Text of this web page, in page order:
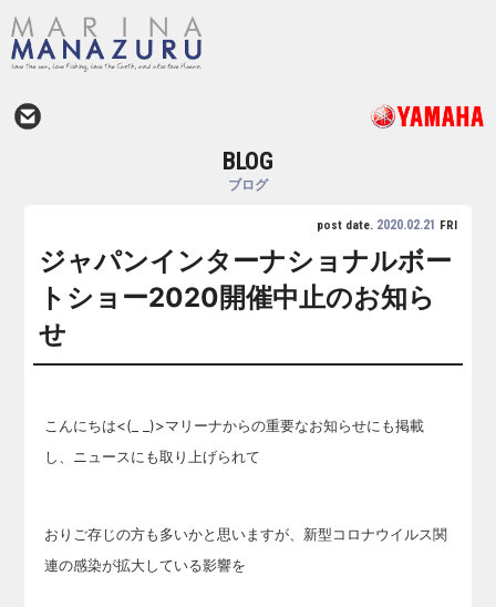
BLOG
ブログ
post date. 2020.02.21 FRI
ジャパンインターナショナルボー
トショー2020開催中止のお知ら
せ
こんにちは<(_ _)>マリーナからの重要なお知らせにも掲載
し、ニュースにも取り上げられて
おり ご存じの方も多いかと思いますが、 新型コロナウイルス関
連の感染が拡大している影響を